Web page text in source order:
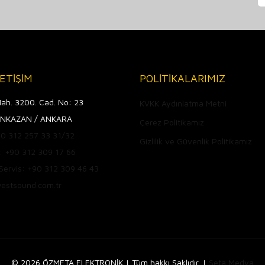
3200. Cad. No: 23
/ ANKARA
312 257 33 31/32
+90 312 309 17 66
+90 312 309 46 43
POLİTİKALARIMIZ
KVKK Aydınlatma Metni
Çerez Politikamız
Gizlilik ve Güvenlik Politikamız
© 2026 ÖZMETA ELEKTRONİK | Tüm hakkı Saklıdır. | Seta Medya